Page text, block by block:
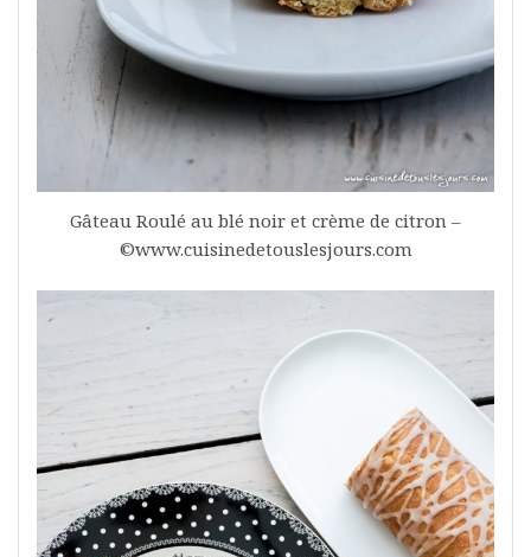
Gâteau Roulé au blé noir et crème de citron –
©www.cuisinedetouslesjours.com